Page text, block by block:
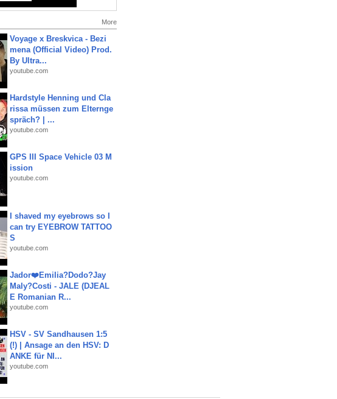
More
Voyage x Breskvica - Bezi
mena (Official Video) Prod.
By Ultra...
youtube.com
Hardstyle Henning und Cla
rissa müssen zum Elternge
spräch? | ...
youtube.com
GPS III Space Vehicle 03 M
ission
youtube.com
I shaved my eyebrows so I
can try EYEBROW TATTOO
S
youtube.com
Jador❤️Emilia?Dodo?Jay
Maly?Costi - JALE (DJEAL
E Romanian R...
youtube.com
HSV - SV Sandhausen 1:5
(!) | Ansage an den HSV: D
ANKE für NI...
youtube.com